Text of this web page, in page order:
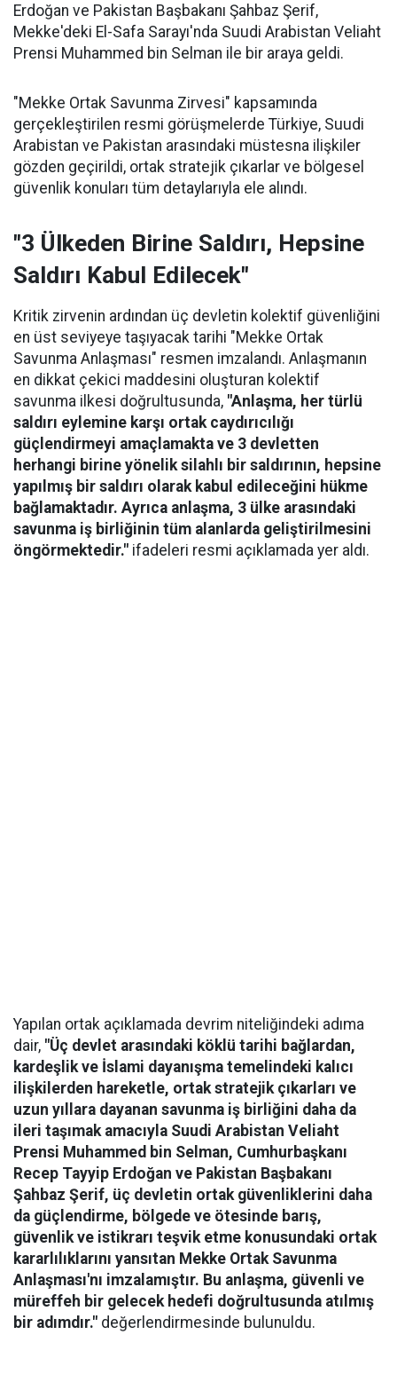
Erdoğan ve Pakistan Başbakanı Şahbaz Şerif,
Mekke'deki El-Safa Sarayı'nda Suudi Arabistan Veliaht
Prensi Muhammed bin Selman ile bir araya geldi.
"Mekke Ortak Savunma Zirvesi" kapsamında
gerçekleştirilen resmi görüşmelerde Türkiye, Suudi
Arabistan ve Pakistan arasındaki müstesna ilişkiler
gözden geçirildi, ortak stratejik çıkarlar ve bölgesel
güvenlik konuları tüm detaylarıyla ele alındı.
"3 Ülkeden Birine Saldırı, Hepsine
Saldırı Kabul Edilecek"
Kritik zirvenin ardından üç devletin kolektif güvenliğini
en üst seviyeye taşıyacak tarihi "Mekke Ortak
Savunma Anlaşması" resmen imzalandı. Anlaşmanın
en dikkat çekici maddesini oluşturan kolektif
savunma ilkesi doğrultusunda, "Anlaşma, her türlü
saldırı eylemine karşı ortak caydırıcılığı
güçlendirmeyi amaçlamakta ve 3 devletten
herhangi birine yönelik silahlı bir saldırının, hepsine
yapılmış bir saldırı olarak kabul edileceğini hükme
bağlamaktadır. Ayrıca anlaşma, 3 ülke arasındaki
savunma iş birliğinin tüm alanlarda geliştirilmesini
öngörmektedir." ifadeleri resmi açıklamada yer aldı.
Yapılan ortak açıklamada devrim niteliğindeki adıma
dair, "Üç devlet arasındaki köklü tarihi bağlardan,
kardeşlik ve İslami dayanışma temelindeki kalıcı
ilişkilerden hareketle, ortak stratejik çıkarları ve
uzun yıllara dayanan savunma iş birliğini daha da
ileri taşımak amacıyla Suudi Arabistan Veliaht
Prensi Muhammed bin Selman, Cumhurbaşkanı
Recep Tayyip Erdoğan ve Pakistan Başbakanı
Şahbaz Şerif, üç devletin ortak güvenliklerini daha
da güçlendirme, bölgede ve ötesinde barış,
güvenlik ve istikrarı teşvik etme konusundaki ortak
kararlılıklarını yansıtan Mekke Ortak Savunma
Anlaşması'nı imzalamıştır. Bu anlaşma, güvenli ve
müreffeh bir gelecek hedefi doğrultusunda atılmış
bir adımdır." değerlendirmesinde bulunuldu.